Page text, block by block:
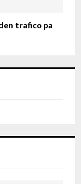
trafico pa